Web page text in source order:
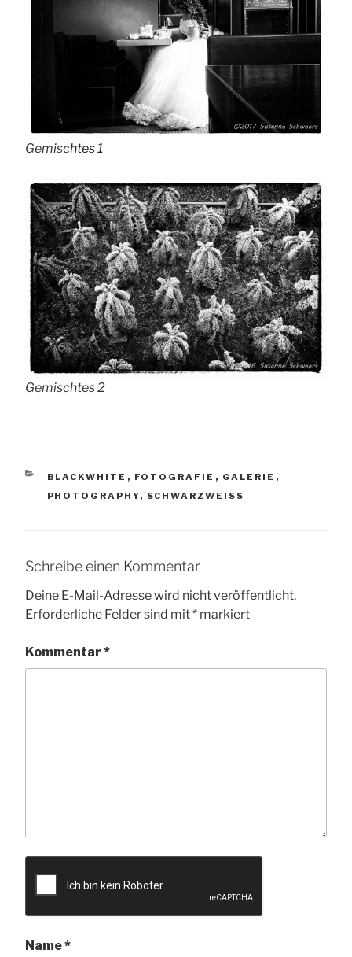
Gemischtes 1
Gemischtes 2
KATEGORIEN
BLACKWHITE , FOTOGRAFIE , GALERIE ,
PHOTOGRAPHY, SCHWARZWEISS
Schreibe einen Kommentar
Deine E-Mail-Adresse wird nicht veröffentlicht.
Erforderliche Felder sind mit* markiert
Kommentar *
Name*